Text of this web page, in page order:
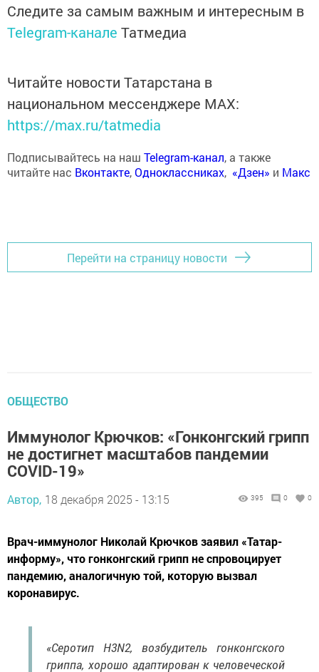
Следите за самым важным и интересным в
Telegram-канале Татмедиа
Читайте новости Татарстана в
национальном мессенджере MАХ:
https://max.ru/tatmedia
Подписывайтесь на наш Telegram-канал, а также
читайте нас Вконтакте,Одноклассниках, «Дзен» и Макс
Перейти на страницу новости
ОБЩЕСТВО
Иммунолог Крючков: «Гонконгский грипп
не достигнет масштабов пандемии
COVID-19»
Автор, 18 декабря 2025 - 13:15 395 0 0
Врач-иммунолог Николай Крючков заявил «Татар-
информу», что гонконгский грипп не спровоцирует
пандемию, аналогичную той, которую вызвал
коронавирус.
«Серотип H3N2, возбудитель гонконгского
гриппа, хорошо адаптирован к человеческой